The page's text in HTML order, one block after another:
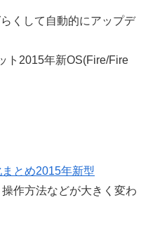
くして自動的にアップデ
ト2015年新OS(Fire/Fire
とめ2015年新型
作方法などが大きく変わ